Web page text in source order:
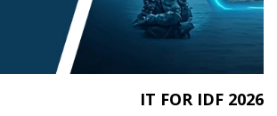
IT FOR IDF 2026